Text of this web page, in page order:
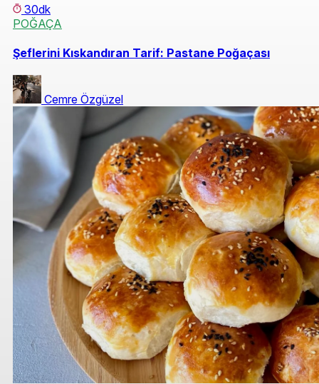
30dk
POĞAÇA
Şeflerini Kıskandıran Tarif: Pastane Poğaçası
Cemre Özgüzel